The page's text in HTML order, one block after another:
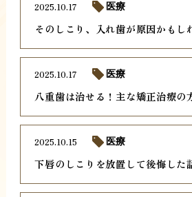
そのしこり、入れ歯が原因かもし
2025.10.17 医療
八重歯は治せる！主な矯正治療の
2025.10.17 医療
下唇のしこりを放置して後悔した
2025.10.15 医療